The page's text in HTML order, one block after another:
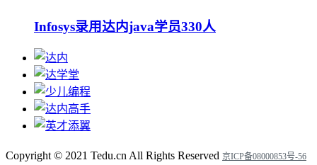
Infosys录用达内java学员330人
Copyright © 2021 Tedu.cn All Rights Reserved 京ICP备08000853号-56